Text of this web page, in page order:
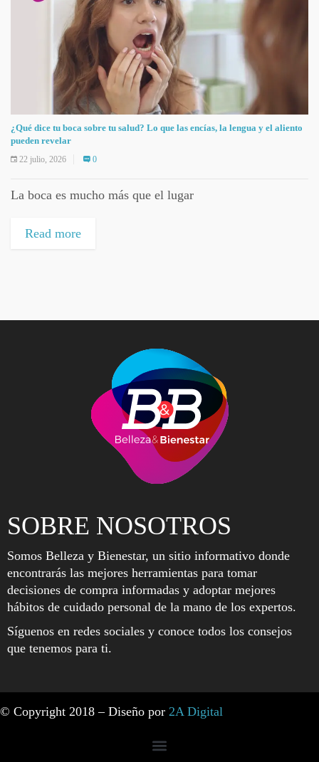
¿Qué dice tu boca sobre tu salud? Lo que las encías, la lengua y el aliento
pueden revelar
22 julio, 2026 0
La boca es mucho más que el lugar
Read more
SOBRE NOSOTROS
Somos Belleza y Bienestar, un sitio informativo donde
encontrarás las mejores herramientas para tomar
decisiones de compra informadas y adoptar mejores
hábitos de cuidado personal de la mano de los expertos.
Síguenos en redes sociales y conoce todos los consejos
que tenemos para ti.
© Copyright 2018 – Diseño por 2A Digital